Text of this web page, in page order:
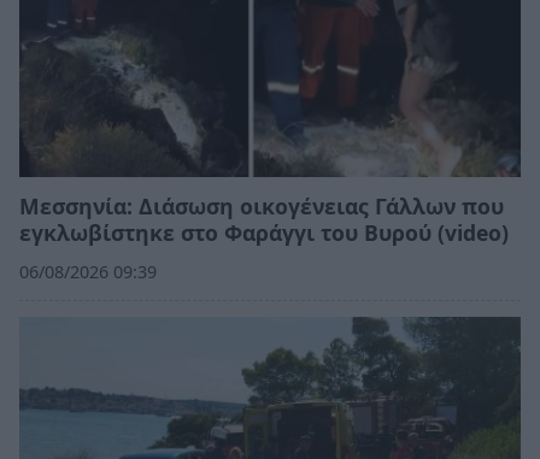
Μεσσηνία: Διάσωση οικογένειας Γάλλων που
εγκλωβίστηκε στο Φαράγγι του Βυρού (video)
06/08/2026 09:39